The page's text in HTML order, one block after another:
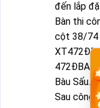
đến lắp
Bàn thi
cột 38/74
472ĐBA/
Bàu Sấu.
Sau công